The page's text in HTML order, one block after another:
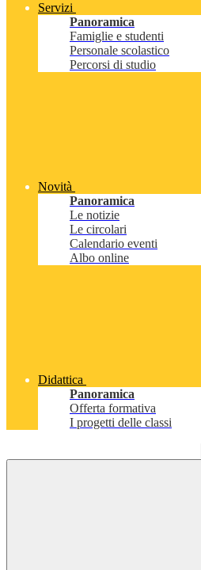
Servizi
Panoramica
Famiglie e studenti
Personale scolastico
Percorsi di studio
Novità
Panoramica
Le notizie
Le circolari
Calendario eventi
Albo online
Didattica
Panoramica
Offerta formativa
I progetti delle classi